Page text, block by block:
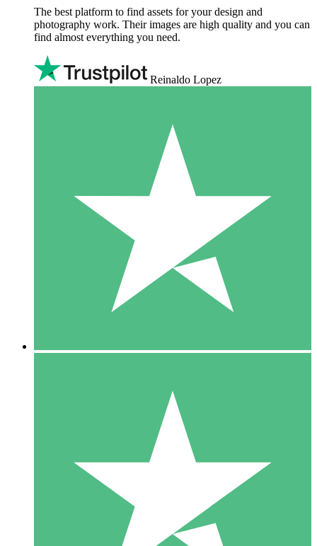
The best platform to find assets for your design and
photography work. Their images are high quality and you can
find almost everything you need.
Reinaldo Lopez